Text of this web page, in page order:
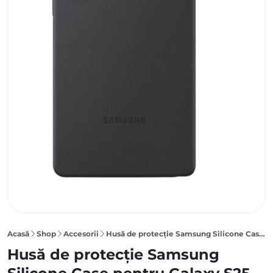
Acasă Shop Accesorii Husă de protecție Samsung Silicone Case pentru Galaxy S25 Ultra, Black
Husă de protecție Samsung